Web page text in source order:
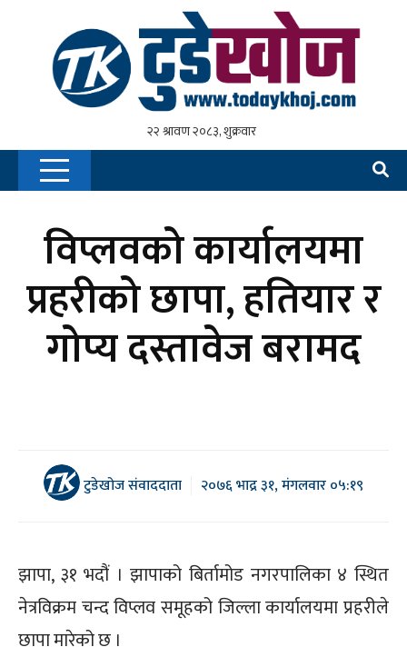
विप्लवको कार्यालयमा
प्रहरीको छापा, हतियार र
गोप्य दस्तावेज बरामद
टुडेखोज संवाददाता २०७६ भाद्र ३१, मंगलवार ०५:१९
झापा, ३१ भदौं । झापाको बिर्तामोड नगरपालिका ४ स्थित
नेत्रविक्रम चन्द विप्लव समूहको जिल्ला कार्यालयमा प्रहरीले
छापा मारेको छ ।